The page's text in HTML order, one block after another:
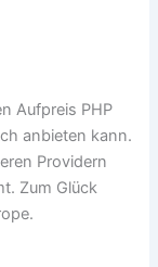
Aufpreis PHP
anbieten kann.
Providern
Zum Glück